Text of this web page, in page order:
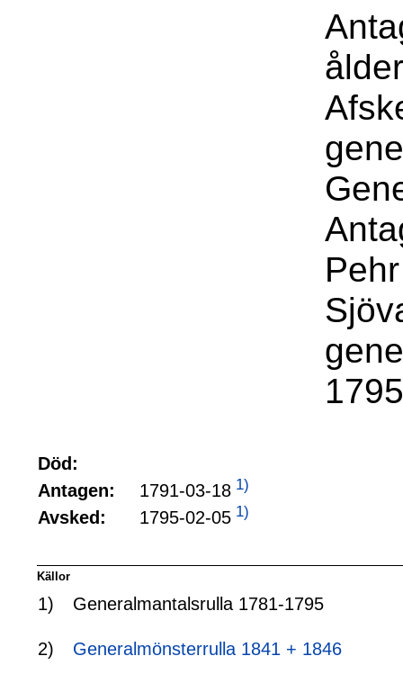
Död:
Antagen:
1791-03-18 1)
Avsked: 1795-02-05 1)
Källor
1) Generalmantalsrulla 1781-1795
2) Generalmönsterrulla 1841 + 1846